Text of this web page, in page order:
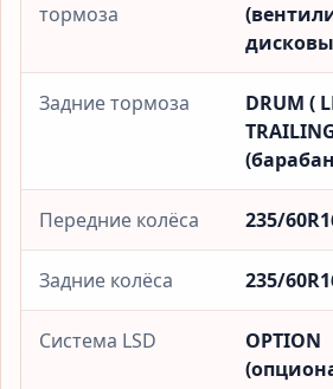
тормоза
Задние тормоза
DRUM (
Передние колёса 235/
Задние колёса 235/
Система LSD
OPTION